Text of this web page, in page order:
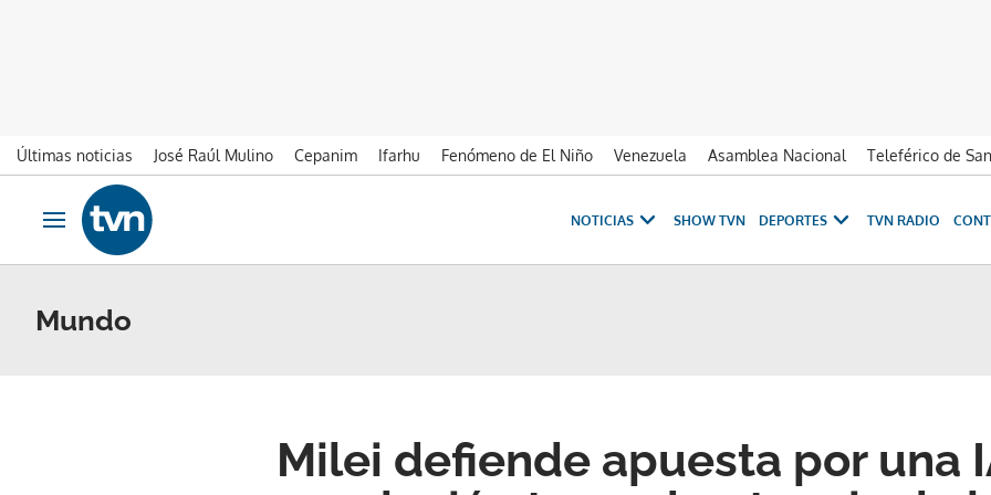
Últimas noticias José Raúl Mulino Cepanim Ifarhu Fenómeno de El Niño Venezuela Asamblea Nacional Teleférico de
Ir al contenido
Obrir navegació
NOTICIAS SHOW TVN DEPORTES TVN RADIO
Mundo
Milei defiende apuesta por una